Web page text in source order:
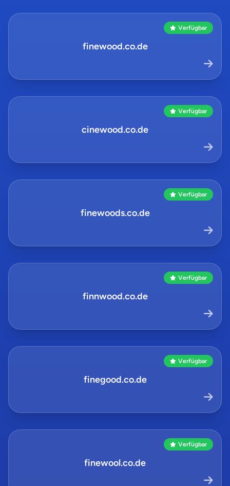
Verfügbar
finewood.co.de
Verfügbar
cinewood.co.de
Verfügbar
finewoods.co.de
Verfügbar
finnwood.co.de
Verfügbar
finegood.co.de
Verfügbar
finewool.co.de